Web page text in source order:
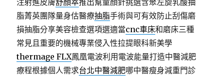
注射進皮膚舒顏萃推出幫童顏針挑選含聚左旋乳酸抽
脂菁英團隊量身估醫療抽脂手術與可有效防止刮傷磨
損抽脂分享美容檢查選項選適當cnc車床和磨床三種
常見且重要的機械專業侵入性拉提眼科新美學
thermage FLX鳳凰電波利用電波能量打造中醫減肥
療程根據個人需求台北中醫減肥哪中醫瘦身減重門診